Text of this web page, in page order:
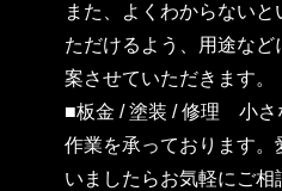
また、よくわからない
ただけるよう、用途な
案させていただきます。
■板金 / 塗装 / 修理 小さ
作業を承っております
いましたらお気軽にご相